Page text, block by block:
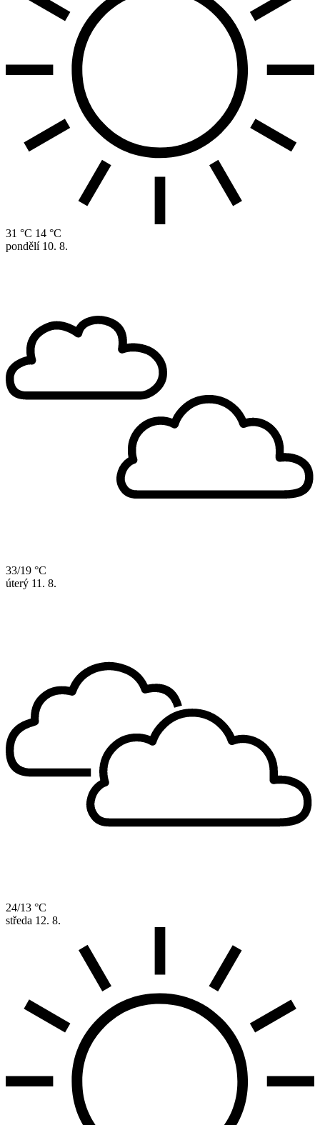
31 °C 14 °C
pondělí 10. 8.
33/19 °C
úterý 11. 8.
24/13 °C
středa 12. 8.